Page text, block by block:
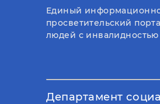
Единый
просветительский
людей с инвалидностью
Департамент